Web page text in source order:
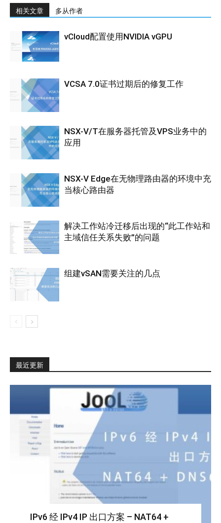
相关文章 多从作者
vCloud配置使用NVIDIA vGPU
VCSA 7.0证书过期后的修复工作
NSX-V/T在服务器托管及VPS业务中的
应用
NSX-V Edge在无物理路由器的环境中充
当核心路由器
解决工作站冷迁移后出现的“此工作站和
主域信任关系失败”的问题
组建vSAN需要关注的几点
最近更新
IPv6 经 IPv4 IP 出口方案 – NAT64 +